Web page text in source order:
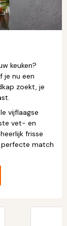
keuken?
je nu een
zoekt, je
vijflaagse
vet- en
frisse
perfecte match